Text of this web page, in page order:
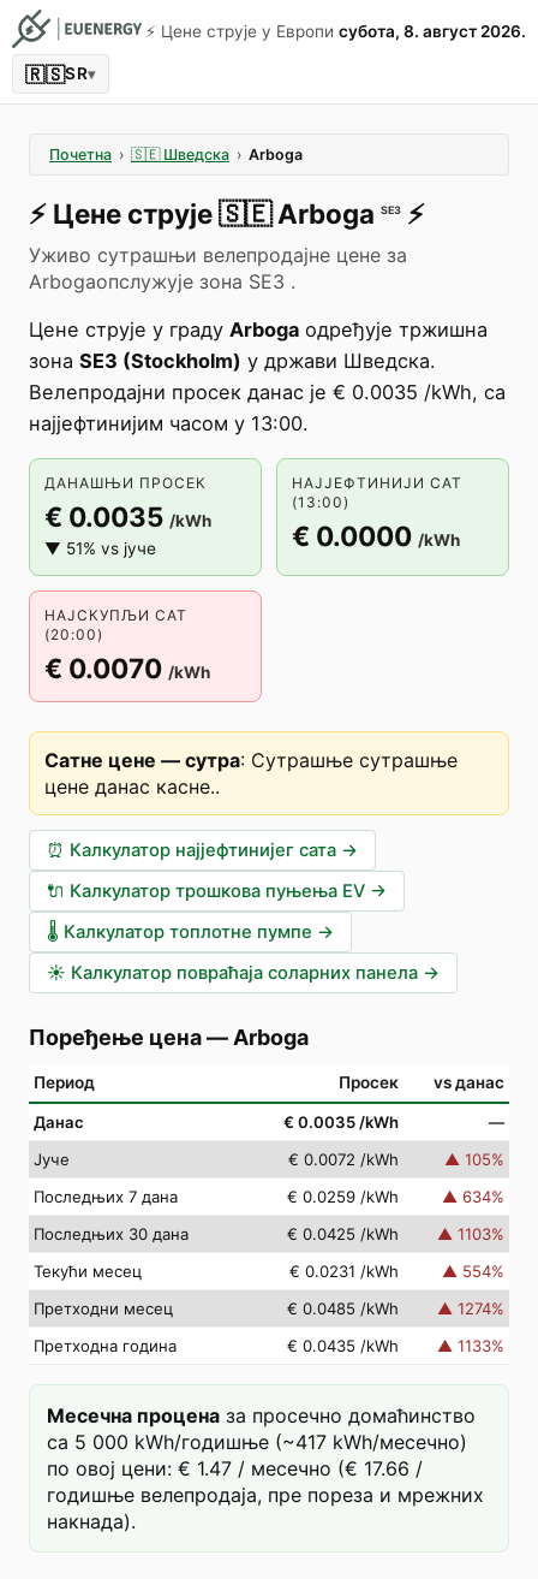
⚡️ Цене струје у Европи субота, 8. август 2026.
🇷🇸SR▾
Почетна › 🇸🇪 Шведска › Arboga
⚡️ Цене струје🇸🇪 Arboga SE3 ⚡️
Уживо сутрашњи велепродајне цене за
Arbogaопслужује зона SE3 .
Цене струје у граду Arboga одређује тржишна
зона SE3 (Stockholm) у држави Шведска.
Велепродајни просек данас је € 0.0035 /kWh, са
најјефтинијим часом у 13:00.
ДАНАШЊИ ПРОСЕК
€ 0.0035 /kWh
▼ 51% vs јуче
НАЈЈЕФТИНИЈИ САТ
(13:00)
€ 0.0000 /kWh
НАЈСКУПЉИ САТ
(20:00)
€ 0.0070 /kWh
Сатне цене — сутра: Сутрашње сутрашње
цене данас касне..
⏰ Калкулатор најјефтинијег сата →
🔌 Калкулатор трошкова пуњења EV →
🌡️ Калкулатор топлотне пумпе →
☀️ Калкулатор повраћаја соларних панела →
Поређење цена— Arboga
Период Просек vs данас
Данас € 0.0035 /kWh
—
Јуче
€ 0.0072 /kWh ▲ 105%
Последњих 7 дана
€ 0.0259 /kWh ▲ 634%
Последњих 30 дана
€ 0.0425 /kWh ▲ 1103%
Текући месец
€ 0.0231 /kWh ▲ 554%
Претходни месец
€ 0.0485 /kWh ▲ 1274%
Претходна година
€ 0.0435 /kWh ▲ 1133%
Месечна процена за просечно домаћинство
са 5 000 kWh/годишње (~417 kWh/месечно)
по овој цени: € 1.47 / месечно (€ 17.66 /
годишње велепродаја, пре пореза и мрежних
накнада).